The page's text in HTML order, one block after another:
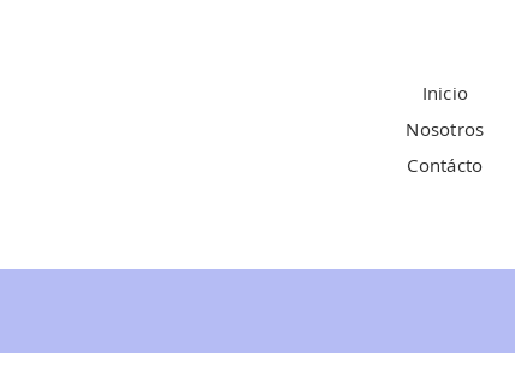
Inicio
Nosotros
Contácto